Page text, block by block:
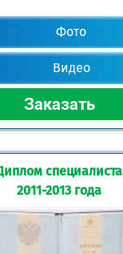
Фото
Видео
специалиста
2011-2013 года